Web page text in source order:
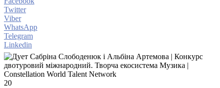
Twitter
Viber
WhatsApp
Telegram
Linkedin
20